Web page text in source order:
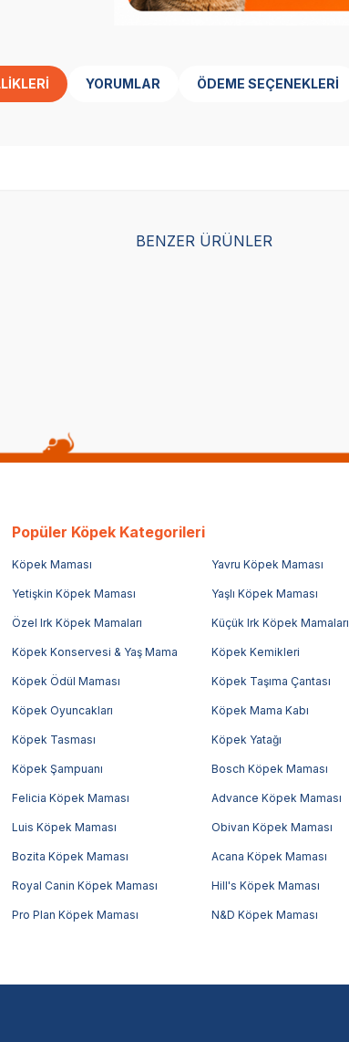
YORUMLAR ÖDEME SEÇENEKLERI
BENZER ÜRÜNLER
Popüler Köpek Kategorileri
Köpek Maması Yavru Köpek Maması
Yetişkin Köpek Maması Yaşlı Köpek Maması
Özel Irk Köpek Mamaları Küçük Irk Köpek Mamaları
Köpek Konservesi & Yaş Mama Köpek Kemikleri
Köpek Ödül Maması Köpek Taşıma Çantası
Köpek Oyuncakları Köpek Mama Kabı
Köpek Tasması Köpek Yatağı
Köpek Şampuanı Bosch Köpek Maması
Felicia Köpek Maması Advance Köpek Maması
Luis Köpek Maması Obivan Köpek Maması
Bozita Köpek Maması Acana Köpek Maması
Royal Canin Köpek Maması Hill's Köpek Maması
Pro Plan Köpek Maması N&D Köpek Maması